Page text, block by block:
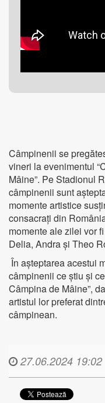
Câmpinenii se
vineri la evenimentul
Mâine”. Pe Stadionul
câmpinenii sunt
momente artistice
consacrați din
momente ale zilei vor
Delia, Andra și Theo
În așteptarea acestui
câmpinenii ce știu și
Câmpina de Mâine”,
artistul lor preferat
câmpinean.
27.06.2024 19:02